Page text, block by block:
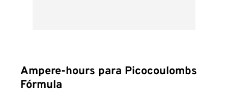
Ampere-hours para Picocoulombs
Fórmula